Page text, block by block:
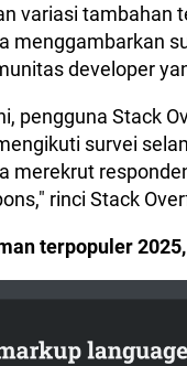
variasi tambahan
menggambarkan
developer
pengguna Stack
survei
merekrut
rinci Stack
terpopuler